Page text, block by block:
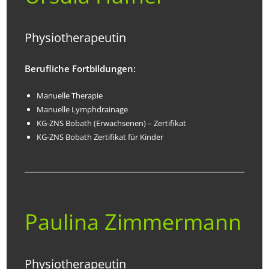
Physiotherapeutin
Berufliche Fortbildungen:
Manuelle Therapie
Manuelle Lymphdrainage
KG-ZNS Bobath (Erwachsenen) – Zertifikat
KG-ZNS Bobath Zertifikat für Kinder
Paulina Zimmermann
Physiotherapeutin